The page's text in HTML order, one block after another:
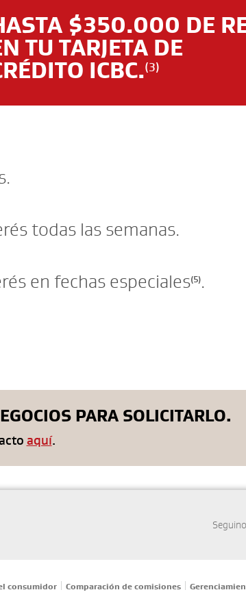
$350.000 DE
TU TARJETA DE
ICBC.(3)
todas las semanas.
en fechas especiales(5)
PARA SOLICITARLO.
aquí.
consumidor Comparación de comisiones